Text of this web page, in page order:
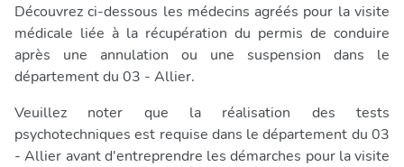
Test Psychotechniquesuite à invalidation
Test Psychotechniqueprofessionnel
Découvrez ci-dessous les médecins agréés pour la visite
médicale liée à la récupération du permis de conduire
après une annulation ou une suspension dans le
département du 03 - Allier.
Veuillez noter que la réalisation des tests
psychotechniques est requise dans le département du 03
- Allier avant d'entreprendre les démarches pour la visite